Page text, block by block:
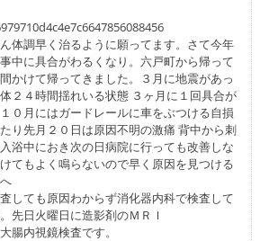
体調早く治るように願ってます。さて今年
中に具合がわるくなり。六戸町から帰って
かけて帰ってきました。３月に地震があっ
２４時間揺れいる状態 ３ヶ月に１回具合が
０月にはガードレールに車をぶつける自損
り先月２０日は原因不明の激痛 背中から刺
浴中におき次の日病院に行っても改善しな
てもよく鳴らないので早く原因を見つける
しても原因わからず消化器内科で検査して
先日火曜日に造影剤のＭＲＩ
腸内視鏡検査です。